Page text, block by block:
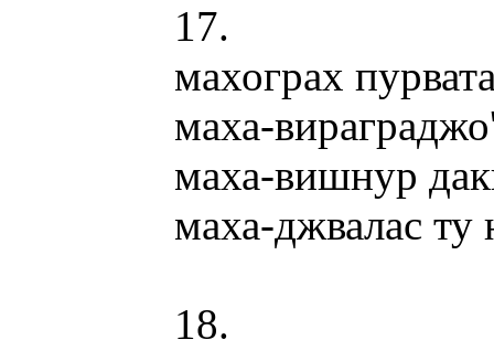
17.
махограх
маха-
маха-вишнур
маха-джвалас ту
18.